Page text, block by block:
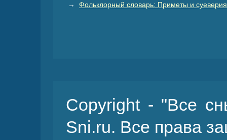
→ Фольклорный словарь: Приметы и суеверия
Copyright - "Все
Sni.ru. Все права